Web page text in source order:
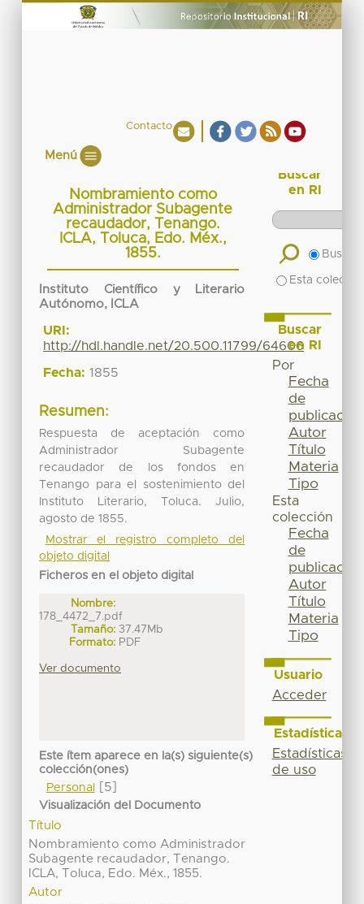
Contacto
Menú
Nombramiento como
Administrador Subagente
recaudador, Tenango.
ICLA, Toluca, Edo. Méx.,
1855.
Instituto Científico y Literario
Autónomo, ICLA
URI:
http://hdl.handle.net/20.500.11799/64606
Fecha: 1855
Resumen:
Respuesta de aceptación como
Administrador Subagente
recaudador de los fondos en
Tenango para el sostenimiento del
Instituto Literario, Toluca. Julio,
agosto de 1855.
Mostrar el registro completo del
objeto digital
Ficheros en el objeto digital
Nombre:
178_4472_7.pdf
Tamaño: 37.47Mb
Formato: PDF
Ver documento
Este ítem aparece en la(s) siguiente(s)
colección(ones)
Personal[5]
Visualización del Documento
Título
Nombramiento como Administrador
Subagente recaudador, Tenango.
ICLA, Toluca, Edo. Méx., 1855.
Autor
Buscar
en RI
Buscar
Esta
Buscar
en RI
Por
Fecha
de
publicación
Autor
Título
Materia
Tipo
Esta
colección
Fecha
de
publicación
Autor
Título
Materia
Tipo
Usuario
Acceder
Estadísticas
Estadísticas
de uso